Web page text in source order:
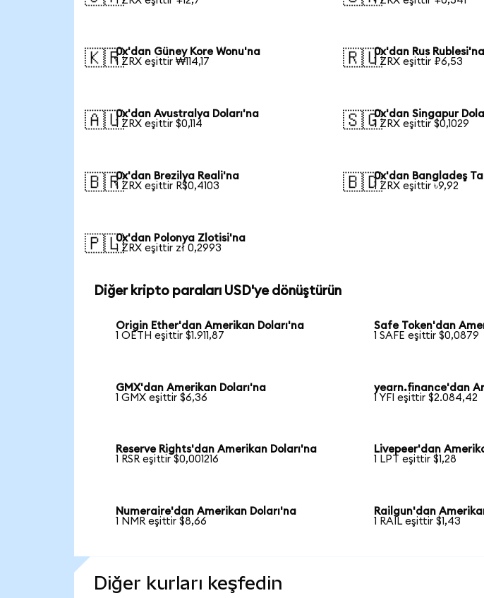
🇰🇷0x'dan Güney Kore Wonu'na
1 ZRX eşittir ₩114,17
🇷🇺0x'dan Rus Rublesi'na
1 ZRX eşittir ₽6,53
🇦🇺0x'dan Avustralya Doları'na
1 ZRX eşittir $0,114
🇸🇬0x'dan Singapur
1 ZRX eşittir $0,1029
🇧🇷0x'dan Brezilya Reali'na
1 ZRX eşittir R$0,4103
🇧🇩0x'dan Bangladeş
1 ZRX eşittir ৳9,92
🇵🇱0x'dan Polonya Zlotisi'na
1 ZRX eşittir zł 0,2993
Diğer kripto paraları USD'ye dönüştürün
Origin Ether'dan Amerikan Doları'na
1 OETH eşittir $1.911,87
Safe Token'dan
1 SAFE eşittir $0,0879
GMX'dan Amerikan Doları'na
1 GMX eşittir $6,36
yearn.finance'dan
1 YFI eşittir $2.084,42
Reserve Rights'dan Amerikan Doları'na
1 RSR eşittir $0,001216
Livepeer'dan
1 LPT eşittir $1,28
Numeraire'dan Amerikan Doları'na
1 NMR eşittir $8,66
Railgun'dan
1 RAIL eşittir $1,43
Diğer kurları keşfedin